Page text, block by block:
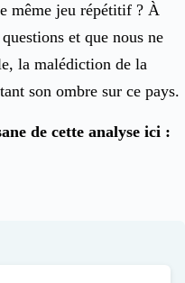
même jeu répétitif ? À
et que nous ne
la malédiction de la
son ombre sur ce pays.
de cette analyse ici :